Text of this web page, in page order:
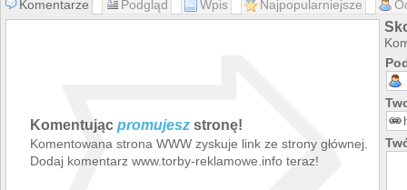
Komentarze Podgląd Wpis Najpopularniejsze
Komentując promujesz stronę!
Komentowana strona WWW zyskuje link ze strony głównej.
Dodaj komentarz www.torby-reklamowe.info teraz!